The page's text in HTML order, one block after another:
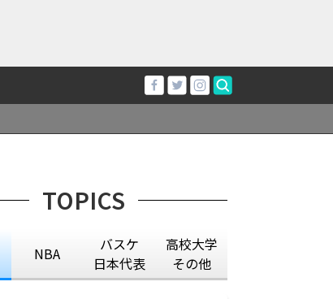
TOPICS
NBA
バスケ
日本代表
高校大学
その他